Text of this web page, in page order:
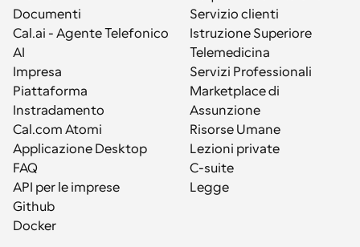
Documenti
Cal.ai - Agente Telefonico
AI
Impresa
Piattaforma
Instradamento
Cal.com Atomi
Applicazione Desktop
FAQ
API per le imprese
Github
Docker
Servizio clienti
Istruzione Superiore
Telemedicina
Servizi Professionali
Marketplace di
Assunzione
Risorse Umane
Lezioni private
C-suite
Legge